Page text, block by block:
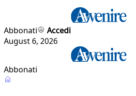
Abbonati
Accedi
August 6, 2026
Abbonati